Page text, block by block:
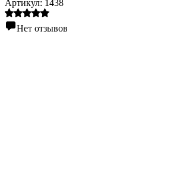
Артикул: 1438
Нет отзывов